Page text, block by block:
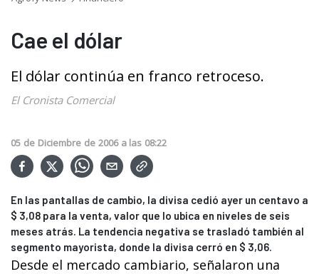
Cae el dólar
El dólar continúa en franco retroceso.
El Cronista Comercial
05 de Diciembre de 2006 a las 08:22
En las pantallas de cambio, la divisa cedió ayer un centavo a
$ 3,08 para la venta, valor que lo ubica en niveles de seis
meses atrás. La tendencia negativa se trasladó también al
segmento mayorista, donde la divisa cerró en $ 3,06.
Desde el mercado cambiario, señalaron una